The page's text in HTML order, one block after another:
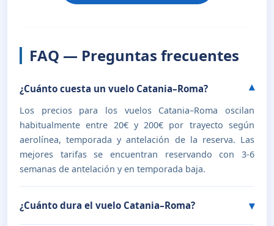
FAQ — Preguntas frecuentes
¿Cuánto cuesta un vuelo Catania–Roma?
Los precios para los vuelos Catania–Roma oscilan
habitualmente entre 20€ y 200€ por trayecto según
aerolínea, temporada y antelación de la reserva. Las
mejores tarifas se encuentran reservando con 3-6
semanas de antelación y en temporada baja.
¿Cuánto dura el vuelo Catania–Roma?